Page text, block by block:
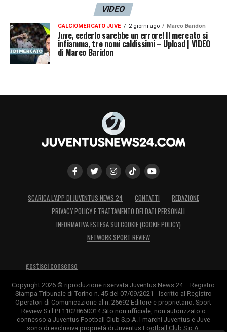
L'intervista esclusiva ad Alvaro
Morata 🎙
https://t.co/IJOcaOEmBC#MoreMorata
pic.twitter.com/w3arLbvyMk
— JuventusFC (@juventusfc)
VIDEO
CALCIOMERCATO JUVE 2 giorni ago Marco Baridon
Juve, cederlo sarebbe un errore! Il mercato si
infiamma, tre nomi caldissimi – Upload | VIDEO
di Marco Baridon
SCARICA L’APP DI JUVENTUS NEWS 24 CONTATTI
REDAZIONE
PRIVACY POLICY E TRATTAMENTO DEI DATI PERSONALI
INFORMATIVA ESTESA SUI COOKIE (COOKIE POLICY)
NETWORK SPORT REVIEW
gestisci consenso
Copyright 2026 © riproduzione riservata Juventus News 24 – Registro
Stampa Tribunale di Torino n. 45 del 07/09/2021 - Iscritto al Registro
Operatori di Comunicazione al n. 26692 Editore e proprietario: Sport
Review S.r.l P.I.11028660014 Sito non ufficiale, non autorizzato o
connesso a Juventus Football Club S.p.A. I marchi Juventus e Juve
sono di esclusiva proprietà di Juventus Football Club S.p.A.